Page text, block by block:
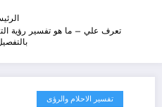
تعرف علي – ما هو تفسير رؤية
تفسير الاحلام والرؤى